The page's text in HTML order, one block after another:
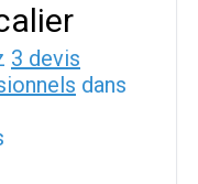
3 devis
dans